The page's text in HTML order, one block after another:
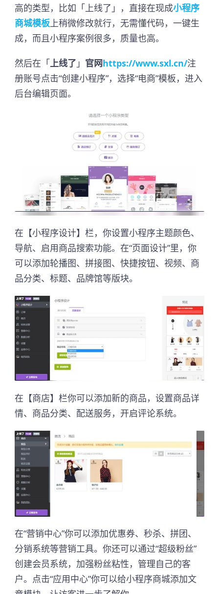
高的类型，比如「上线了」，直接在现成小程序
商城模板上稍微修改就行，无需懂代码，一键生
成，而且小程序案例很多，质量也高。
然后在「上线了 」 官网https://www.sxl.cn/注
册账号点击“创建小程序”，选择“电商”模板，进入
后台编辑页面。
在【小程序设计】栏，你设置小程序主题颜色、
导航、启用商品搜索功能。在“页面设计”里，你
可以添加轮播图、拼接图、快捷按钮、视频、商
品分类、标题、品牌馆等版块。
在【商店】栏你可以添加新的商品，设置商品详
情、商品分类、配送服务，开启评论系统。
在“营销中心”你可以添加优惠券、秒杀、拼团、
分销系统等营销工具。你还可以通过“超级粉丝”
创建会员系统，加强粉丝粘性，管理自己的客
户。点击“应用中心”你可以给小程序商城添加文